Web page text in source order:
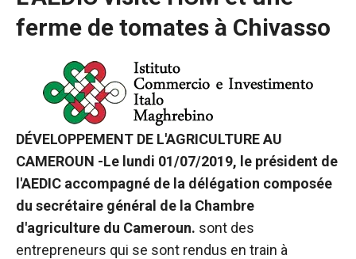
ferme de tomates à Chivasso
DÉVELOPPEMENT DE L'AGRICULTURE AU
CAMEROUN -Le lundi 01/07/2019, le président de
l'AEDIC accompagné de la délégation composée
du secrétaire général de la Chambre
d'agriculture du Cameroun. sont des
entrepreneurs qui se sont rendus en train à